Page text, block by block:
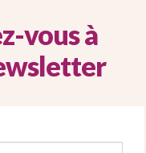
vous à